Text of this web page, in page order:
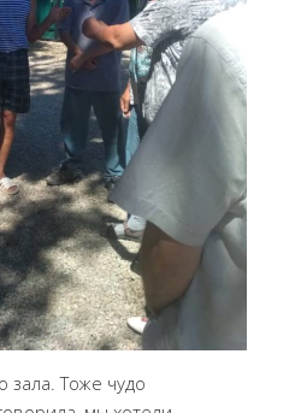
зала. Тоже чудо